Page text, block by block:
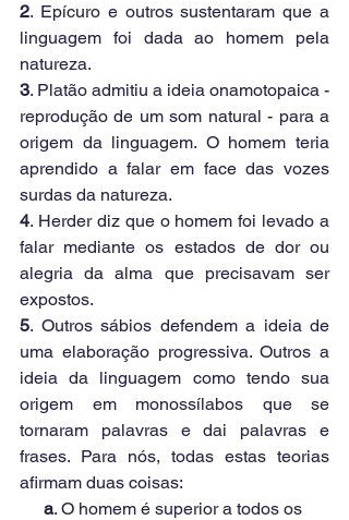
2. Epícuro e outros sustentaram que a
linguagem foi dada ao homem pela
natureza.
3. Platão admitiu a ideia onamotopaica -
reprodução de um som natural - para a
origem da linguagem. O homem teria
aprendido a falar em face das vozes
surdas da natureza.
4. Herder diz que o homem foi levado a
falar mediante os estados de dor ou
alegria da alma que precisavam ser
expostos.
5. Outros sábios defendem a ideia de
uma elaboração progressiva. Outros a
ideia da linguagem como tendo sua
origem em monossílabos que se
tornaram palavras e dai palavras e
frases. Para nós, todas estas teorias
afirmam duas coisas:
a. O homem é superior a todos os